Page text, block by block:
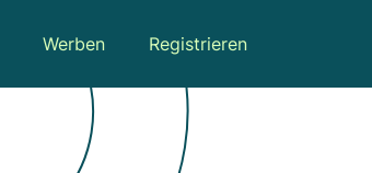
Werben Registrieren